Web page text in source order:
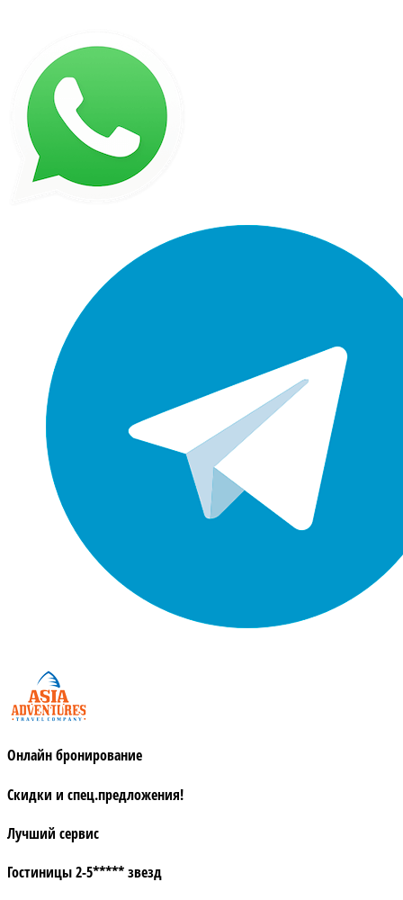
Онлайн бронирование
Скидки и спец.предложения!
Лучший сервис
Гостиницы 2-5***** звезд